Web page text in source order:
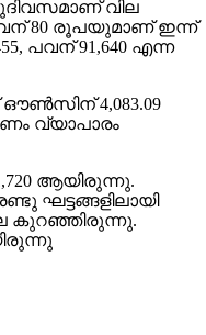
വില
80 രൂപയുമാണ് ഇന്ന്
പവന് 91,640 എന്ന
ഔണ്‍സിന് 4,083.09
വ്യാപാരം
ആയിരുന്നു.
ഘട്ടങ്ങളിലായി
കുറഞ്ഞിരുന്നു.